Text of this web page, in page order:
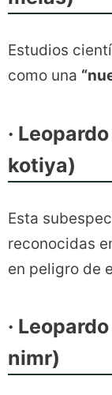
Estudios
como una
·
kotiya)
Esta
reconocidas
en peligro de
·
nimr)